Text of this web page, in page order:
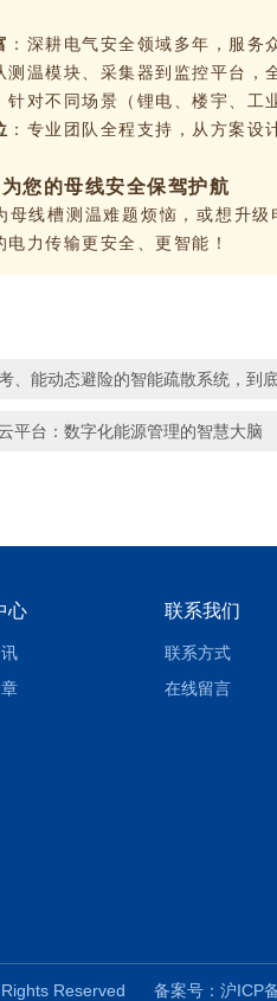
：深耕电气安全领域多年，服务
测温模块、采集器到监控平台，
针对不同场景（锂电、楼宇、工
：专业团队全程支持，从方案设
您的母线安全保驾护航
母线槽测温难题烦恼，或想升
电力传输更安全、更智能！
、能动态避险的智能疏散系统，到
平台：数字化能源管理的智慧大脑
心 联系我们
联系方式
在线留言
Rights Reserved 备案号：沪ICP